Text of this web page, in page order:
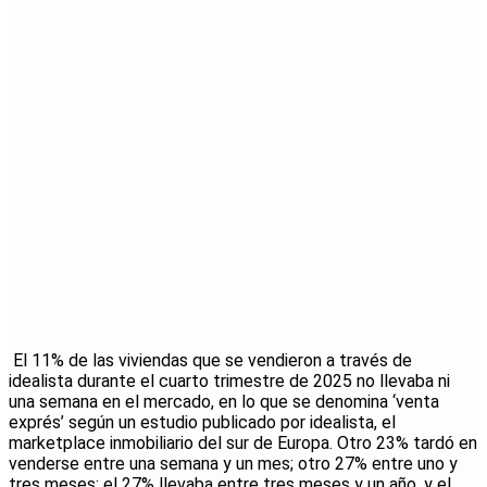
El 11% de las viviendas que se vendieron a través de
idealista durante el cuarto trimestre de 2025 no llevaba ni
una semana en el mercado, en lo que se denomina ‘venta
exprés’ según un estudio publicado por idealista, el
marketplace inmobiliario del sur de Europa. Otro 23% tardó en
venderse entre una semana y un mes; otro 27% entre uno y